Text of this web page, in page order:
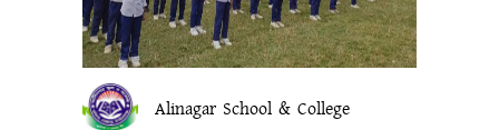
Alinagar School & College